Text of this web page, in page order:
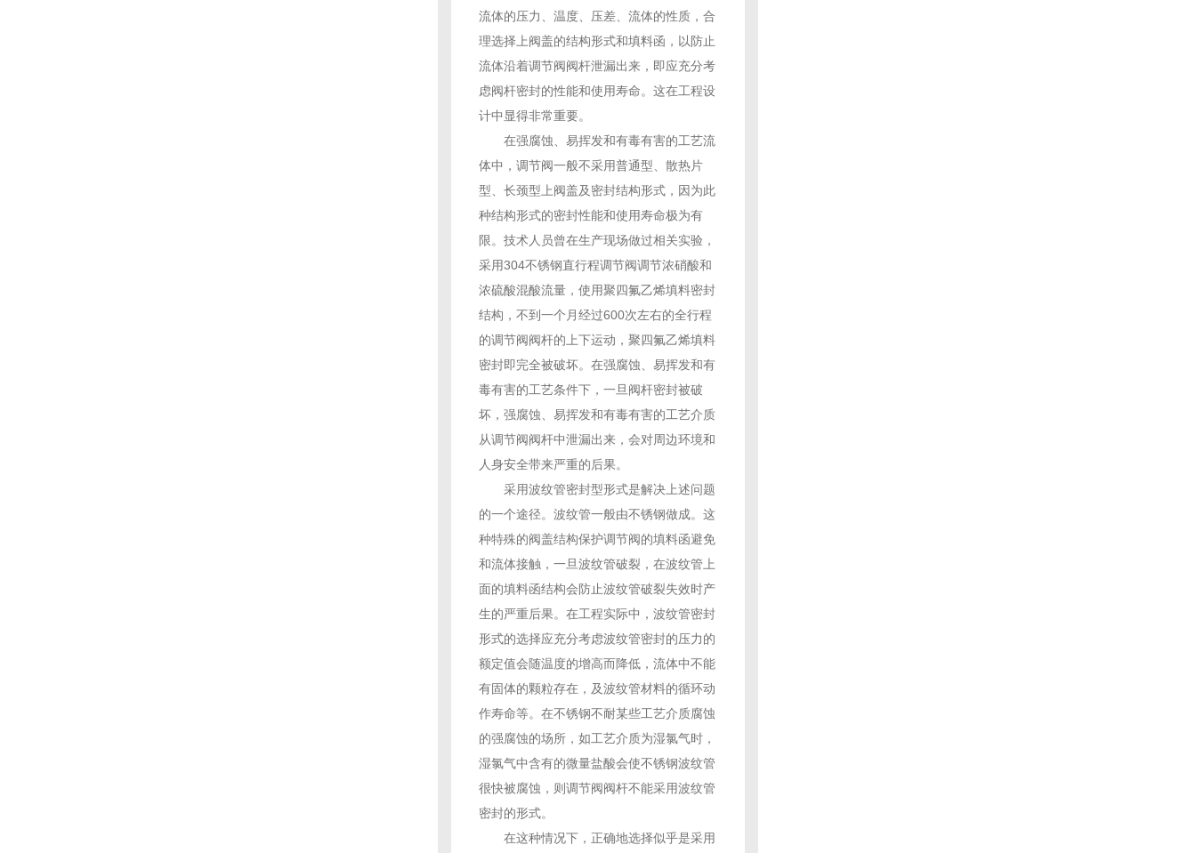
流体的压力、温度、压差、流体的性质，合
理选择上阀盖的结构形式和填料函，以防止
流体沿着调节阀阀杆泄漏出来，即应充分考
虑阀杆密封的性能和使用寿命。这在工程设
计中显得非常重要。
在强腐蚀、易挥发和有毒有害的工艺流
体中，调节阀一般不采用普通型、散热片
型、长颈型上阀盖及密封结构形式，因为此
种结构形式的密封性能和使用寿命极为有
限。技术人员曾在生产现场做过相关实验，
采用304不锈钢直行程调节阀调节浓硝酸和
浓硫酸混酸流量，使用聚四氟乙烯填料密封
结构，不到一个月经过600次左右的全行程
的调节阀阀杆的上下运动，聚四氟乙烯填料
密封即完全被破坏。在强腐蚀、易挥发和有
毒有害的工艺条件下，一旦阀杆密封被破
坏，强腐蚀、易挥发和有毒有害的工艺介质
从调节阀阀杆中泄漏出来，会对周边环境和
人身安全带来严重的后果。
采用波纹管密封型形式是解决上述问题
的一个途径。波纹管一般由不锈钢做成。这
种特殊的阀盖结构保护调节阀的填料函避免
和流体接触，一旦波纹管破裂，在波纹管上
面的填料函结构会防止波纹管破裂失效时产
生的严重后果。在工程实际中，波纹管密封
形式的选择应充分考虑波纹管密封的压力的
额定值会随温度的增高而降低，流体中不能
有固体的颗粒存在，及波纹管材料的循环动
作寿命等。在不锈钢不耐某些工艺介质腐蚀
的强腐蚀的场所，如工艺介质为湿氯气时，
湿氯气中含有的微量盐酸会使不锈钢波纹管
很快被腐蚀，则调节阀阀杆不能采用波纹管
密封的形式。
在这种情况下，正确地选择似乎是采用